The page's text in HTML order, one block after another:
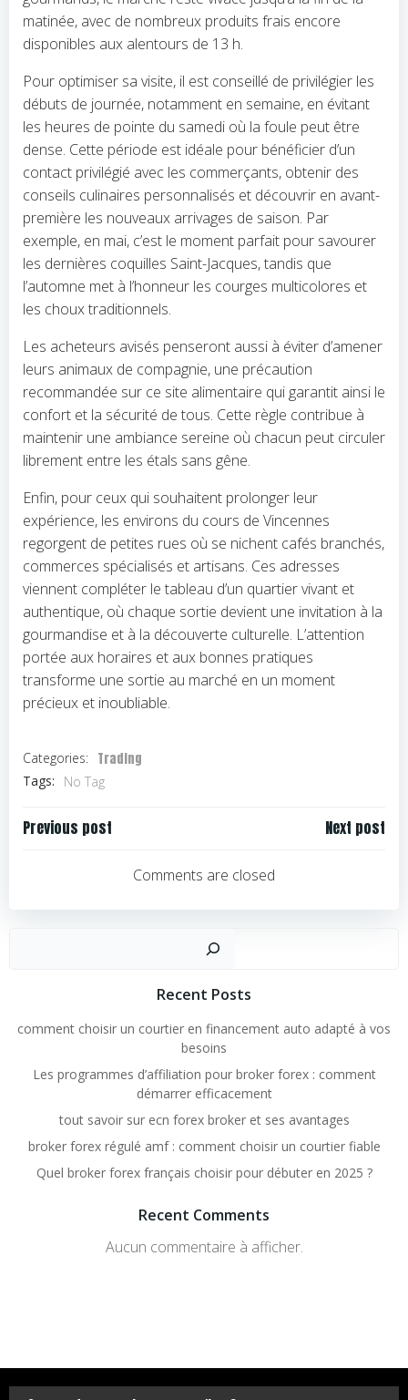
matinée, avec de nombreux produits frais encore
disponibles aux alentours de 13 h.
Pour optimiser sa visite, il est conseillé de privilégier les
débuts de journée, notamment en semaine, en évitant
les heures de pointe du samedi où la foule peut être
dense. Cette période est idéale pour bénéficier d’un
contact privilégié avec les commerçants, obtenir des
conseils culinaires personnalisés et découvrir en avant-
première les nouveaux arrivages de saison. Par
exemple, en mai, c’est le moment parfait pour savourer
les dernières coquilles Saint-Jacques, tandis que
l’automne met à l’honneur les courges multicolores et
les choux traditionnels.
Les acheteurs avisés penseront aussi à éviter d’amener
leurs animaux de compagnie, une précaution
recommandée sur ce site alimentaire qui garantit ainsi le
confort et la sécurité de tous. Cette règle contribue à
maintenir une ambiance sereine où chacun peut circuler
librement entre les étals sans gêne.
Enfin, pour ceux qui souhaitent prolonger leur
expérience, les environs du cours de Vincennes
regorgent de petites rues où se nichent cafés branchés,
commerces spécialisés et artisans. Ces adresses
viennent compléter le tableau d’un quartier vivant et
authentique, où chaque sortie devient une invitation à la
gourmandise et à la découverte culturelle. L’attention
portée aux horaires et aux bonnes pratiques
transforme une sortie au marché en un moment
précieux et inoubliable.
Categories: Trading
Tags: No Tag
Navigation
Previous post
l’article
Next post
Comments are closed
Rechercher
Recent Posts
comment choisir un courtier en financement auto adapté à vos
besoins
Les programmes d’affiliation pour broker forex : comment
démarrer efficacement
tout savoir sur ecn forex broker et ses avantages
broker forex régulé amf : comment choisir un courtier fiable
Quel broker forex français choisir pour débuter en 2025 ?
Recent Comments
Aucun commentaire à afficher.